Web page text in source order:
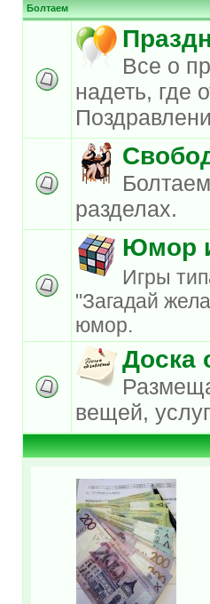
Болтаем
Все о
надеть, где
разделах.
Юмор
Игры
"Загадай
юмор.
Доска
вещей,